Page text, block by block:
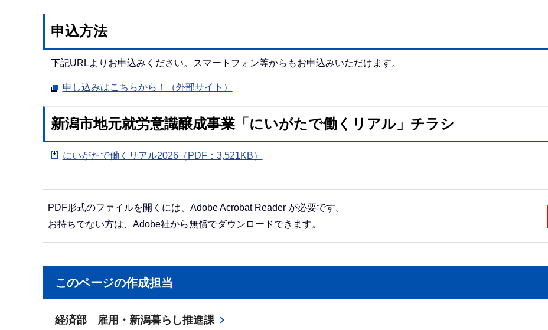
申込方法
下記URLよりお申込みください。スマートフォン等からもお申込みいただけます。
申し込みはこちらから！（外部サイト）
新潟市地元就労意識醸成事業「にいがたで働くリアル」チラシ
にいがたで働くリアル2026（PDF：3,521KB）
PDF形式のファイルを開くには、Adobe Acrobat Reader が必要です。
お持ちでない方は、Adobe社から無償でダウンロードできます。
このページの作成担当
経済部 雇用・新潟暮らし推進課